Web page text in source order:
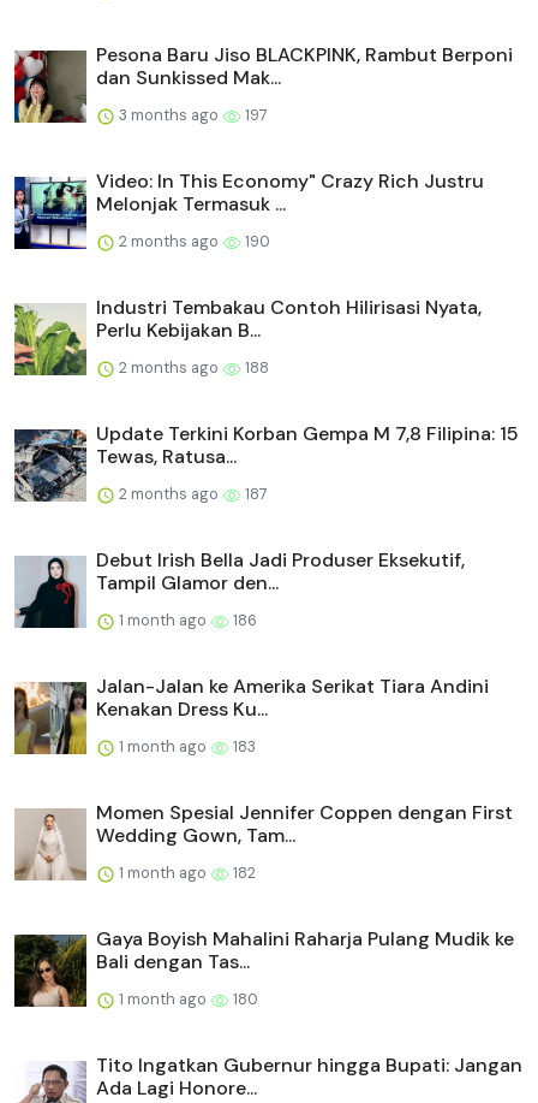
Pesona Baru Jiso BLACKPINK, Rambut Berponi
dan Sunkissed Mak...
3 months ago 197
Video: In This Economy" Crazy Rich Justru
Melonjak Termasuk ...
2 months ago 190
Industri Tembakau Contoh Hilirisasi Nyata,
Perlu Kebijakan B...
2 months ago 188
Update Terkini Korban Gempa M 7,8 Filipina: 15
Tewas, Ratusa...
2 months ago 187
Debut Irish Bella Jadi Produser Eksekutif,
Tampil Glamor den...
1 month ago 186
Jalan-Jalan ke Amerika Serikat Tiara Andini
Kenakan Dress Ku...
1 month ago 183
Momen Spesial Jennifer Coppen dengan First
Wedding Gown, Tam...
1 month ago 182
Gaya Boyish Mahalini Raharja Pulang Mudik ke
Bali dengan Tas...
1 month ago 180
Tito Ingatkan Gubernur hingga Bupati: Jangan
Ada Lagi Honore...